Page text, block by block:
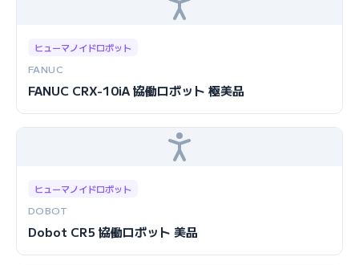
ヒューマノイドロボット
FANUC
FANUC CRX-10iA 協働ロボット 極美品
ヒューマノイドロボット
DOBOT
Dobot CR5 協働ロボット 美品